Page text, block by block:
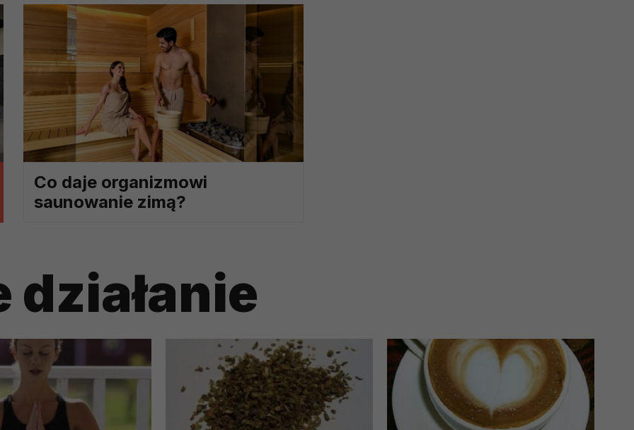
Co daje organizmowi
saunowanie zimą?
Twoich danych?
musi być oparte na właściwej, zgodnej z obowiązującymi przepisami, podstawie prawnej.
danych w celu świadczenia usług, w tym dopasowywania ich do Twoich zainteresowań,
zapewniania ich bezpieczeństwa jest niezbędność do wykonania umów o ich świadczenie
lub podobne dokumenty dostępne w usługach, z których korzystasz). Taką podstawą
i marketingu własnego administratorów jest tzw. uzasadniony interes administratora.
marketingowych podmiotów trzecich będzie odbywać się na podstawie Twojej dobrowolnej